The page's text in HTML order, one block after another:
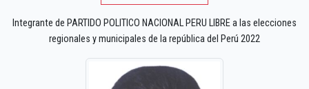
Integrante de PARTIDO POLITICO NACIONAL PERU LIBRE a las elecciones
regionales y municipales de la república del Perú 2022